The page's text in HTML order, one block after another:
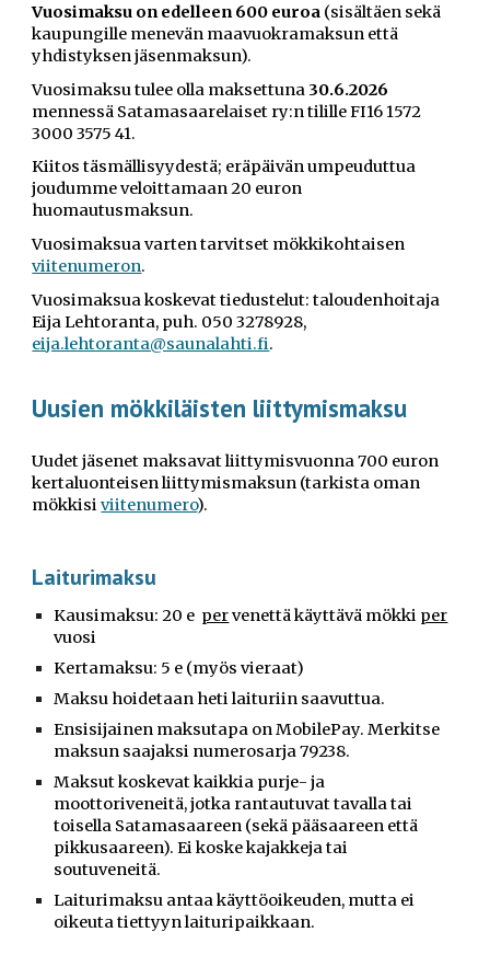
Vuosimaksu on edelleen 600 euroa (sisältäen sekä
kaupungille menevän maavuokramaksun että
yhdistyksen jäsenmaksun).
Vuosimaksu tulee olla maksettuna 30.6.2026
mennessä Satamasaarelaiset ry:n tilille FI16 1572
3000 3575 41.
Kiitos täsmällisyydestä; eräpäivän umpeuduttua
joudumme veloittamaan 20 euron
huomautusmaksun.
Vuosimaksua varten tarvitset mökkikohtaisen
viitenumeron.
Vuosimaksua koskevat tiedustelut: taloudenhoitaja
Eija Lehtoranta, puh. 050 3278928,
eija.lehtoranta@saunalahti.fi.
Uusien mökkiläisten liittymismaksu
Uudet jäsenet maksavat liittymisvuonna700 euron
kertaluonteisen liittymismaksun (tarkista oman
mökkisiviitenumero).
Laiturimaksu
Kausimaksu: 20 e pervenettä käyttävä mökki per
vuosi
Kertamaksu: 5 e (myös vieraat)
Maksu hoidetaan heti laituriin saavuttua.
Ensisijainen maksutapa on MobilePay. Merkitse
maksun saajaksi numerosarja 79238.
Maksut koskevat kaikkia purje- ja
moottoriveneitä, jotka rantautuvat tavalla tai
toisella Satamasaareen (sekä pääsaareen että
pikkusaareen). Ei koske kajakkeja tai
soutuveneitä.
Laiturimaksu antaa käyttöoikeuden, mutta ei
oikeuta tiettyyn laituripaikkaan.